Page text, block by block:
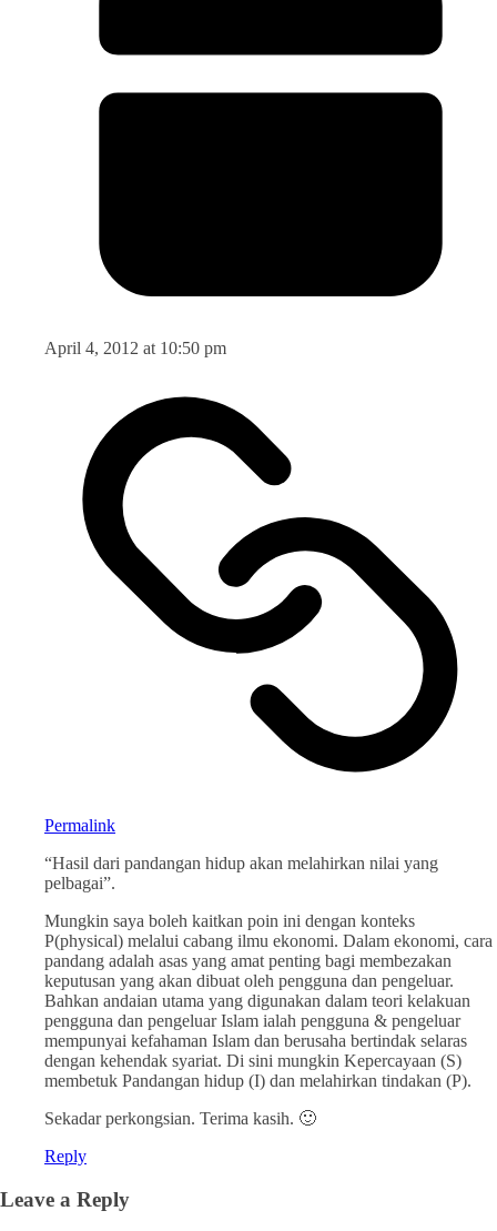
April 4, 2012 at 10:50 pm
Permalink
“Hasil dari pandangan hidup akan melahirkan nilai yang
pelbagai”.
Mungkin saya boleh kaitkan poin ini dengan konteks
P(physical) melalui cabang ilmu ekonomi. Dalam ekonomi, cara
pandang adalah asas yang amat penting bagi membezakan
keputusan yang akan dibuat oleh pengguna dan pengeluar.
Bahkan andaian utama yang digunakan dalam teori kelakuan
pengguna dan pengeluar Islam ialah pengguna & pengeluar
mempunyai kefahaman Islam dan berusaha bertindak selaras
dengan kehendak syariat. Di sini mungkin Kepercayaan (S)
membetuk Pandangan hidup (I) dan melahirkan tindakan (P).
Sekadar perkongsian. Terima kasih. 🙂
Reply
Leave a Reply